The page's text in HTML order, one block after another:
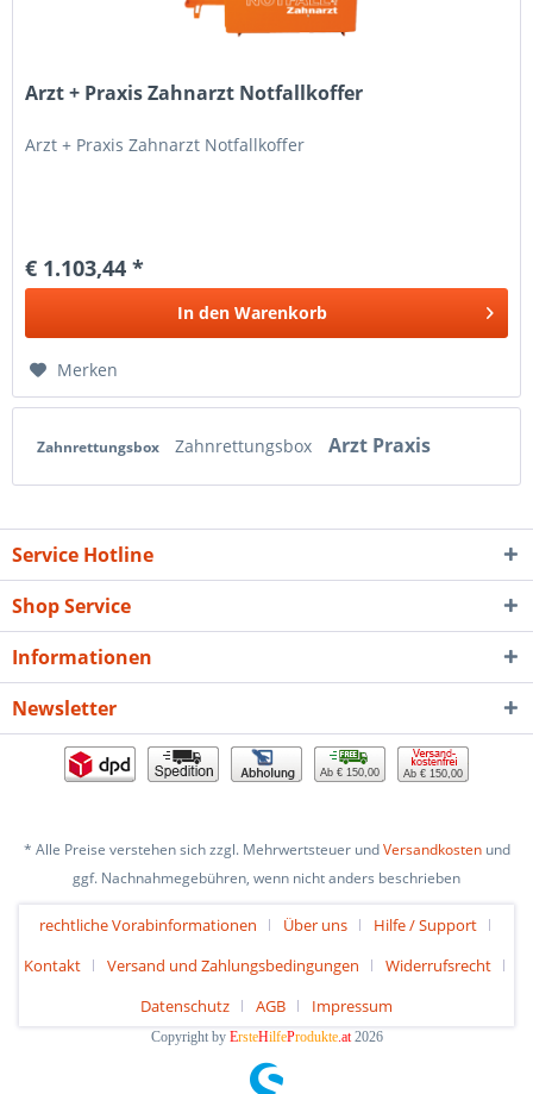
Arzt + Praxis Zahnarzt Notfallkoffer
Arzt + Praxis Zahnarzt Notfallkoffer
€ 1.103,44 *
In den Warenkorb
Merken
Zahnrettungsbox Zahnrettungsbox Arzt Praxis
Service Hotline
Shop Service
Informationen
Newsletter
Ab € 150,00 Ab € 150,00
* Alle Preise verstehen sich zzgl. Mehrwertsteuer undVersandkostenund
ggf. Nachnahmegebühren, wenn nicht anders beschrieben
rechtliche Vorabinformationen Über uns
Hilfe / Support
Kontakt
Versand und Zahlungsbedingungen
Widerrufsrecht
Datenschutz
AGB Impressum
Copyright by ErsteHilfeProdukte.at2026